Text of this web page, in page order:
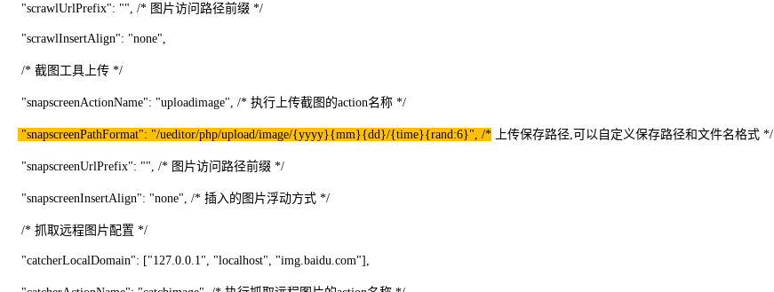
"scrawlUrlPrefix": "", /* 图片访问路径前缀 */
"scrawlInsertAlign": "none",
/* 截图工具上传 */
"snapscreenActionName": "uploadimage", /* 执行上传截图的action名称 */
"snapscreenPathFormat": "/ueditor/php/upload/image/{yyyy}{mm}{dd}/{time}{rand:6}", /* 上传保存路径,可以自定义保存路径和文件名格式 */
"snapscreenUrlPrefix": "", /* 图片访问路径前缀 */
"snapscreenInsertAlign": "none", /* 插入的图片浮动方式 */
/* 抓取远程图片配置 */
"catcherLocalDomain": ["127.0.0.1", "localhost", "img.baidu.com"],